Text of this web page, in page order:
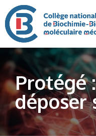
Protégé
déposer